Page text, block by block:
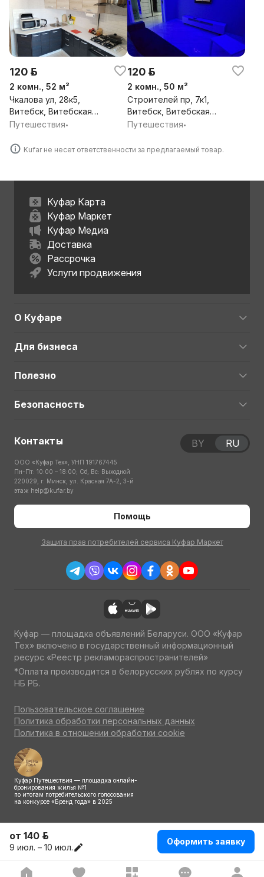
120 р.
2 комн., 52 м²
Чкалова ул, 28к5,
Витебск, Витебская
обл.
Путешествия•
120 р.
2 комн., 50 м²
Строителей пр, 7к1,
Витебск, Витебская
обл.
Путешествия•
Kufar не несет ответственности за предлагаемый товар.
от 140 р.
9 июл. – 10 июл.
Оформить заявку
Куфар Карта
Куфар Маркет
Куфар Медиа
Доставка
Рассрочка
Услуги продвижения
О Куфаре
Для бизнеса
Полезно
Безопасность
Контакты
ООО «Куфар Тех», УНП 191767445
Пн-Пт: 10:00 – 18:00; Сб, Вс: Выходной
220029, г. Минск, ул. Красная 7А-2, 3-й
этаж help@kufar.by
Помощь
Защита прав потребителей сервиса Куфар Маркет
BY RU
Куфар — площадка объявлений Беларуси. ООО «Куфар
Тех» включено в государственный информационный
ресурс «Реестр рекламораспространителей»
*Оплата производится в белорусских рублях по курсу
НБ РБ.
Пользовательское соглашение
Политика обработки персональных данных
Политика в отношении обработки cookie
Куфар Путешествия — площадка онлайн-
бронирования жилья №1
по итогам потребительского голосования
на конкурсе «Бренд года» в 2025